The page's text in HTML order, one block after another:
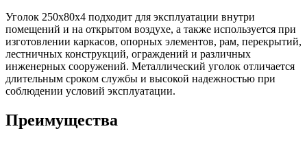
Уголок 250х80х4 подходит для эксплуатации внутри
помещений и на открытом воздухе, а также используется при
изготовлении каркасов, опорных элементов, рам, перекрытий,
лестничных конструкций, ограждений и различных
инженерных сооружений. Металлический уголок отличается
длительным сроком службы и высокой надежностью при
соблюдении условий эксплуатации.
Преимущества